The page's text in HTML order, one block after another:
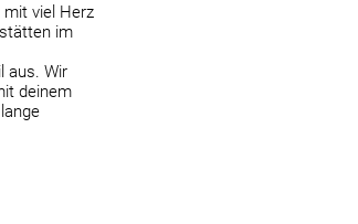
viel Herz
im
aus. Wir
deinem